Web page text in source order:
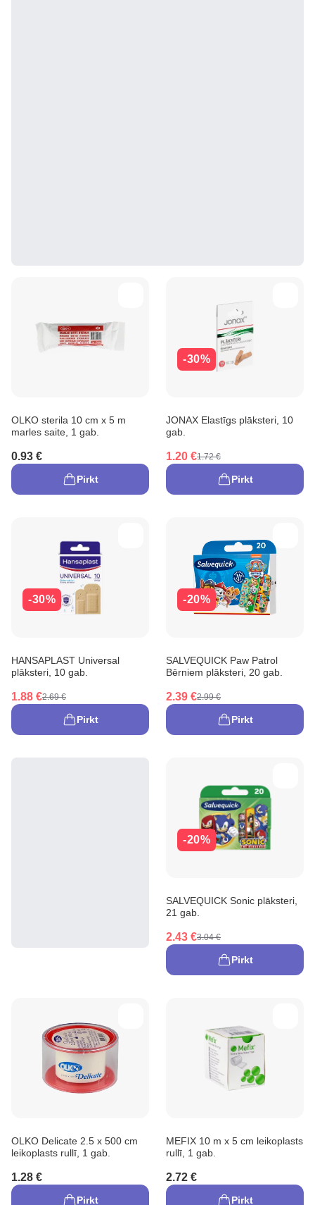
OLKO sterila 10 cm x 5 m
marles saite, 1 gab.
0.93 €
Pirkt
-30%
JONAX Elastīgs plāksteri, 10
gab.
1.20 €1.72 €
Pirkt
-30%
HANSAPLAST Universal
plāksteri, 10 gab.
1.88 €2.69 €
Pirkt
-20%
SALVEQUICK Paw Patrol
Bērniem plāksteri, 20 gab.
2.39 €2.99 €
Pirkt
-20%
SALVEQUICK Sonic plāksteri,
21 gab.
2.43 €3.04 €
Pirkt
OLKO Delicate 2.5 x 500 cm
leikoplasts rullī, 1 gab.
1.28 €
Pirkt
MEFIX 10 m x 5 cm leikoplasts
rullī, 1 gab.
2.72 €
Pirkt